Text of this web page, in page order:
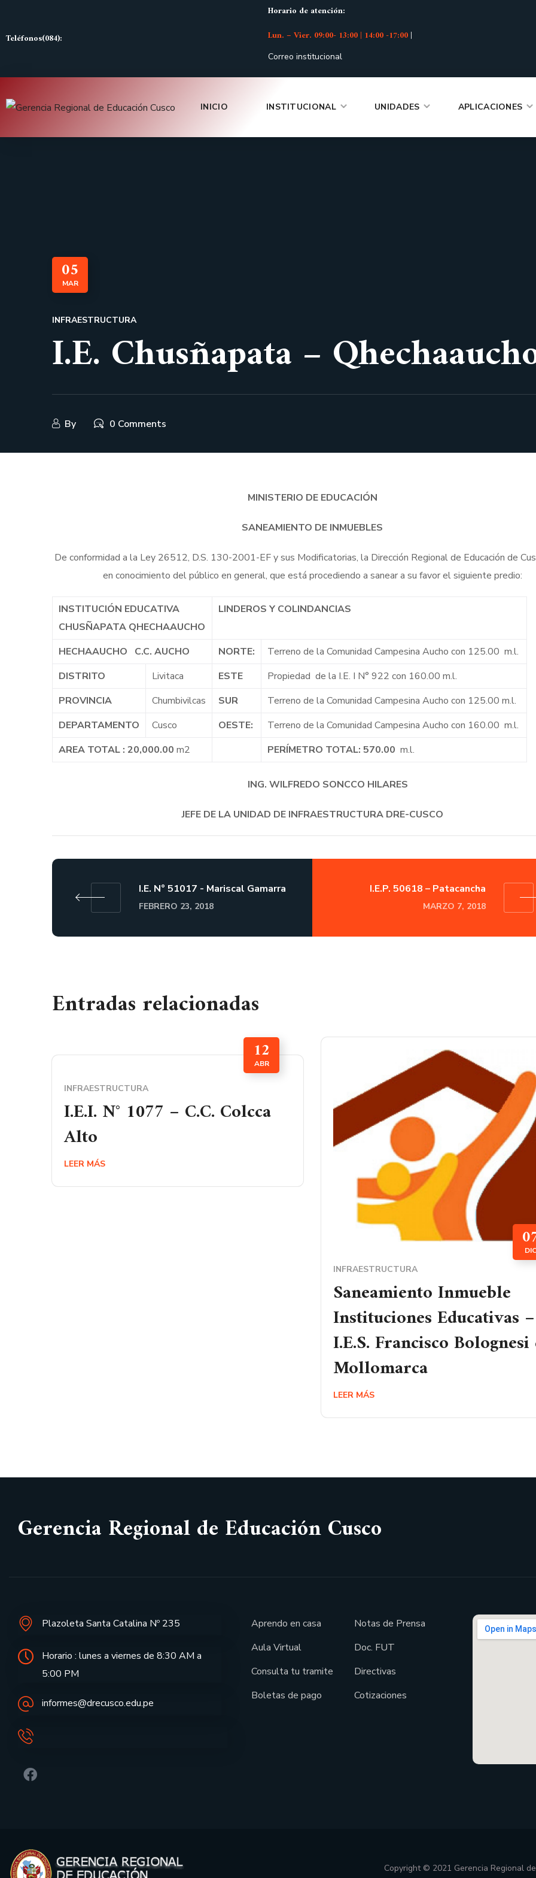
Teléfonos(084):
Horario de atención:
Lun. – Vier. 09:00- 13:00 | 14:00 -17:00|
Correo institucional
INICIO INSTITUCIONAL UNIDADES APLICACIONES
05
MAR
INFRAESTRUCTURA
I.E. Chusñapata –
By 0 Comments
MINISTERIO DE EDUCACIÓN
SANEAMIENTO DE INMUEBLES
De conformidad a la Ley 26512, D.S. 130-2001-EF y sus Modificatorias, la Dirección Regional de Educación de
en conocimiento del público en general, que está procediendo a sanear a su favor el siguiente predio:
INSTITUCIÓN EDUCATIVA
CHUSÑAPATA QHECHAAUCHO
LINDEROS Y COLINDANCIAS
HECHAAUCHO C.C. AUCHO NORTE:
Terreno de la Comunidad Campesina Aucho con 125.00 m.l.
DISTRITO
Livitaca ESTE
Propiedad de la I.E. I N° 922 con 160.00 m.l.
PROVINCIA
Chumbivilcas SUR
Terreno de la Comunidad Campesina Aucho con 125.00 m.l.
DEPARTAMENTO
Cusco OESTE:
Terreno de la Comunidad Campesina Aucho con 160.00 m.l.
AREA TOTAL : 20,000.00 m2 PERÍMETRO TOTAL: 570.00 m.l.
ING. WILFREDO SONCCO HILARES
JEFE DE LA UNIDAD DE INFRAESTRUCTURA DRE-CUSCO
I.E. N° 51017 - Mariscal Gamarra
FEBRERO 23, 2018
I.E.P. 50618 – Patacancha
MARZO 7, 2018
Entradas relacionadas
12
ABR
INFRAESTRUCTURA
I.E.I. N° 1077 – C.C. Colcca
Alto
LEER MÁS
DIC
INFRAESTRUCTURA
Saneamiento Inmueble
Instituciones Educativas –
I.E.S. Francisco Bolognesi
Mollomarca
LEER MÁS
Gerencia Regional de Educación Cusco
Plazoleta Santa Catalina Nº 235
Horario : lunes a viernes de 8:30 AM a
5:00 PM
informes@drecusco.edu.pe
Aprendo en casa
Aula Virtual
Consulta tu tramite
Boletas de pago
Notas de Prensa
Doc. FUT
Directivas
Cotizaciones
Copyright © 2021 Gerencia Regional